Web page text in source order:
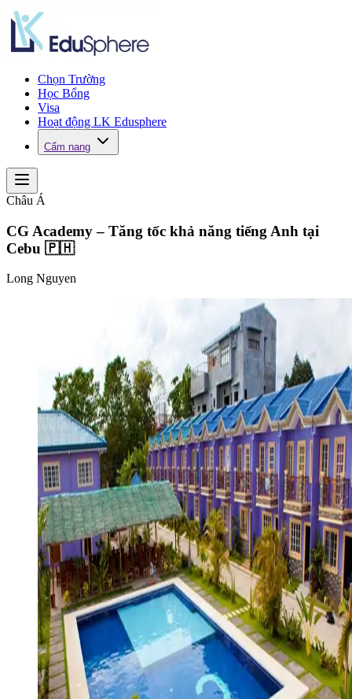
Chọn Trường
Học Bổng
Visa
Hoạt động LK Edusphere
Cẩm nang
Châu Á
CG Academy – Tăng tốc khả năng tiếng Anh tại
Cebu 🇵🇭
Long Nguyen